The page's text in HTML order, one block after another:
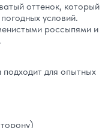
оттенок, который
условий.
россыпями и
для опытных